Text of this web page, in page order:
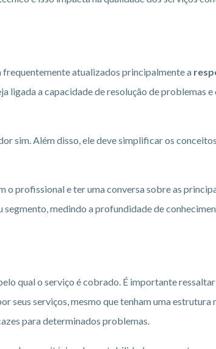
frequentemente atualizados principalmente a
ligada a capacidade de resolução de problemas
sim. Além disso, ele deve simplificar os
profissional e ter uma conversa sobre as
medindo a profundidade de
qual o serviço é cobrado. É importante ressaltar
seus serviços, mesmo que tenham uma estrutura
para determinados problemas.